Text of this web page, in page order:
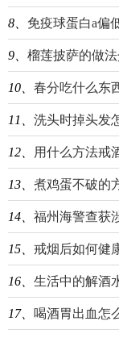
8、 免疫球蛋白a偏
9、 榴莲披萨的做
10、 春分吃什么东
11、 洗头时掉头发
12、 用什么方法戒
13、 煮鸡蛋不破的
14、 福州海警查获
15、 戒烟后如何健
16、 生活中的解酒
17、 喝酒胃出血怎